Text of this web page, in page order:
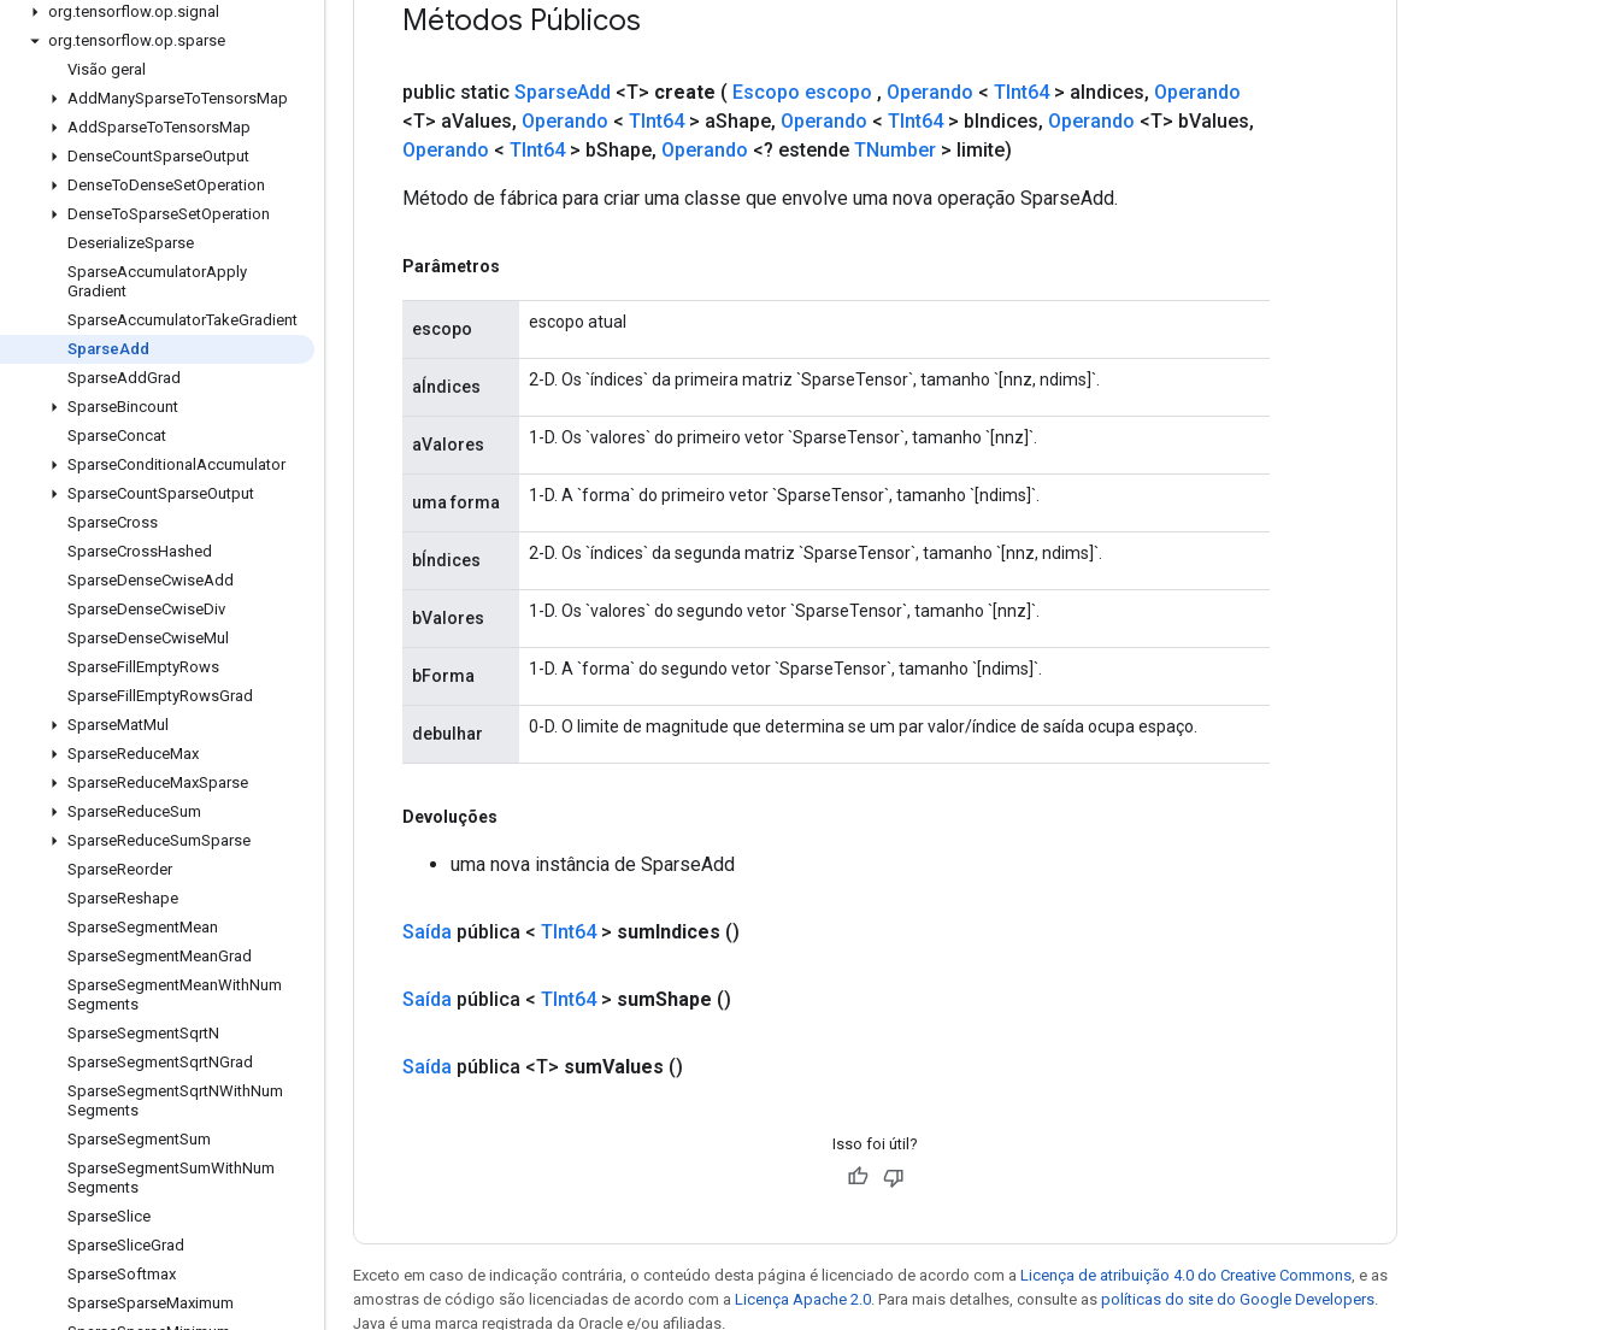
org.tensorflow.op.signal
org.tensorflow.op.sparse
Visão geral
AddManySparseToTensorsMap
AddSparseToTensorsMap
DenseCountSparseOutput
DenseToDenseSetOperation
DenseToSparseSetOperation
DeserializeSparse
SparseAccumulatorApply
Gradient
SparseAccumulatorTakeGradient
SparseAdd
SparseAddGrad
SparseBincount
SparseConcat
SparseConditional Accumulator
SparseCountSparseOutput
SparseCross
SparseCrossHashed
SparseDenseCwiseAdd
SparseDenseCwiseDiv
SparseDenseCwiseMul
SparseFill EmptyRows
SparseFill EmptyRowsGrad
SparseMatMul
SparseReduceMax
SparseReduceMaxSparse
SparseReduceSum
SparseReduceSumSparse
SparseReorder
SparseReshape
SparseSegmentMean
SparseSegmentMeanGrad
SparseSegmentMeanWithNum
Segments
SparseSegmentSqrtN
SparseSegmentSqrtNGrad
SparseSegmentSqrtNWithNum
Segments
SparseSegmentSum
SparseSegmentSumWithNum
Segments
SparseSlice
SparseSliceGrad
SparseSoftmax
SparseSparseMaximum
Métodos Públicos
public static SparseAdd <T> create ( Escopo escopo , Operando < TInt64> aIndices, Operando
<T> aValues, Operando < TInt64> aShape, Operando < TInt64> bIndices, Operando <T> bValues,
Operando < TInt64> bShape, Operando <? estende TNumber > limite)
Método de fábrica para criar uma classe que envolve uma nova operação SparseAdd.
Parâmetros
escopo escopo atual
aÍndices 2-D. Os `índices` da primeira matriz `SparseTensor`, tamanho `[nnz, ndims]`.
aValores 1-D. Os `valores` do primeiro vetor `SparseTensor`, tamanho `[nnz]`.
uma forma 1-D. A `forma` do primeiro vetor `SparseTensor`, tamanho `[ndims]`.
bÍndices 2-D. Os `índices` da segunda matriz `SparseTensor`, tamanho `[nnz, ndims]`.
bValores 1-D. Os `valores` do segundo vetor `SparseTensor`, tamanho `[nnz]`.
bForma 1-D. A `forma` do segundo vetor `SparseTensor`, tamanho `[ndims]`.
debulhar 0-D. O limite de magnitude que determina se um par valor/índice de saída ocupa espaço.
Devoluções
uma nova instância de SparseAdd
Saída pública < TInt64> sumIndices ()
Saída pública < TInt64> sumShape ()
Saída pública <T> sumValues ()
Isso foi útil?
Exceto em caso de indicação contrária, o conteúdo desta página é licenciado de acordo com a Licença de atribuição 4.0 do Creative Commons , e as
amostras de código são licenciadas de acordo com a Licença Apache 2.0 . Para mais detalhes, consulte as políticas do site do Google Developers
Java é uma marca registrada da Oracle e/ou afiliadas.